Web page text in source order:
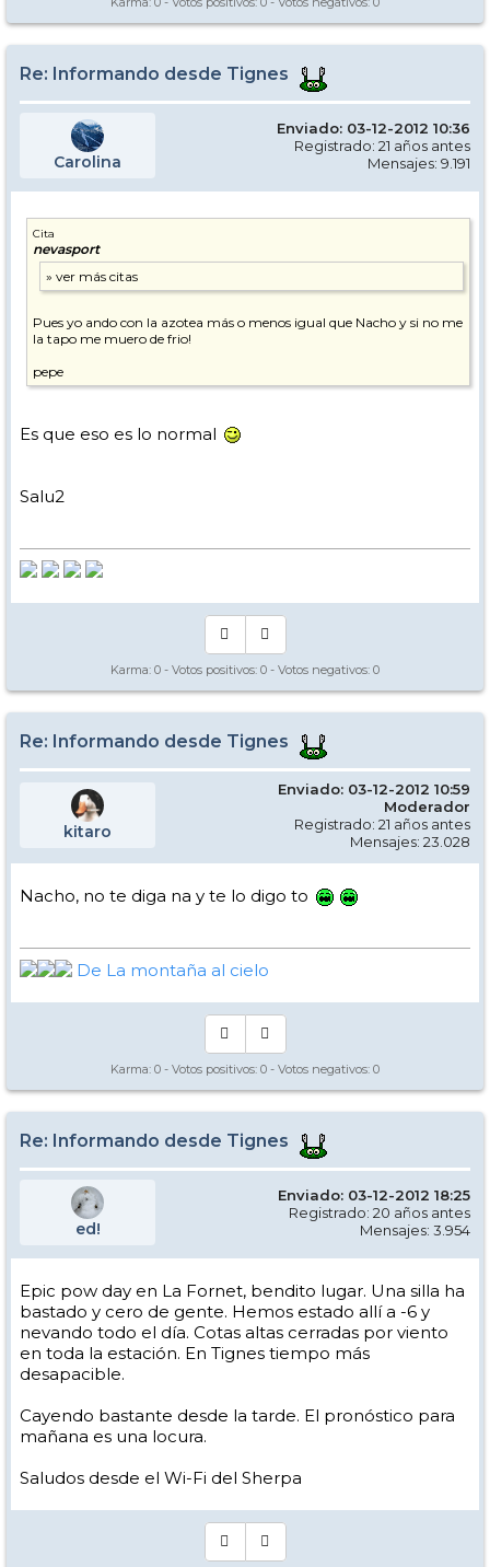
Re: Informando desde Tignes
Carolina
Enviado: 03-12-2012 10:36
Registrado: 21 años antes
Mensajes: 9.191
Cita
nevasport
Pues yo ando con la azotea más o menos igual que Nacho y si no me
la tapo me muero de frio!
pepe
Es que eso es lo normal
Salu2
Karma: 0 - Votos positivos: 0 - Votos negativos: 0
Re: Informando desde Tignes
kitaro
Enviado: 03-12-2012 10:59
Moderador
Registrado: 21 años antes
Mensajes: 23.028
Nacho, no te diga na y te lo digo to
De La montaña al cielo
Karma: 0 - Votos positivos: 0 - Votos negativos: 0
Re: Informando desde Tignes
ed!
Enviado: 03-12-2012 18:25
Registrado: 20 años antes
Mensajes: 3.954
Epic pow day en La Fornet, bendito lugar. Una silla ha
bastado y cero de gente. Hemos estado allí a -6 y
nevando todo el día. Cotas altas cerradas por viento
en toda la estación. En Tignes tiempo más
desapacible.
Cayendo bastante desde la tarde. El pronóstico para
mañana es una locura.
Saludos desde el Wi-Fi del Sherpa